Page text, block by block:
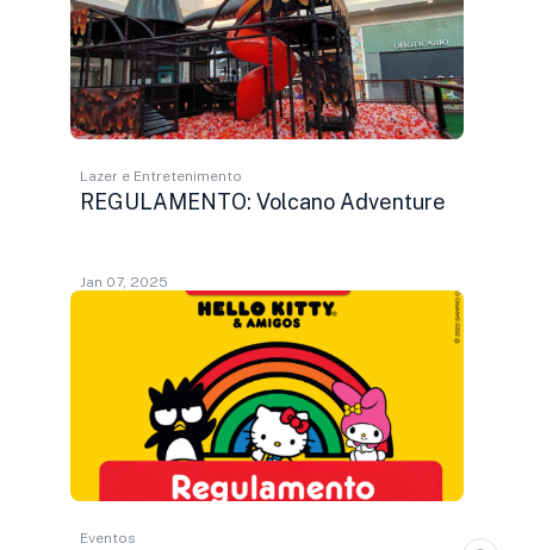
Lazer e Entretenimento
REGULAMENTO: Volcano Adventure
Jan 07, 2025
Eventos